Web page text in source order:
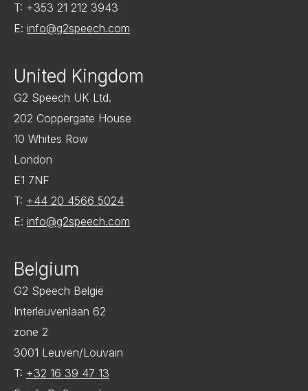
T: +353 21 212 3943
E: info@g2speech.com
United Kingdom
G2 Speech UK Ltd.
202 Coppergate House
10 Whites Row
London
E1 7NF
T: +44 20 4566 5024
E: info@g2speech.com
Belgium
G2 Speech België
Interleuvenlaan 62
zone 2
3001 Leuven/Louvain
T: +32 16 39 47 13